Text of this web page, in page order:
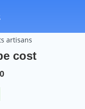
artisans
cost